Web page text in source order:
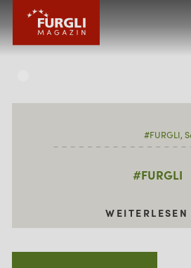
FAMILIENHOTEL
FURGLER
KINDER
#FURGLI
#FURGLI
WEITERLESEN